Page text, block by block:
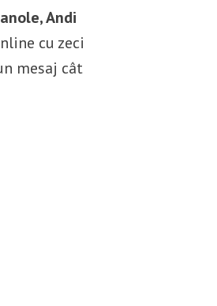
Andi
cu zeci
mesaj cât